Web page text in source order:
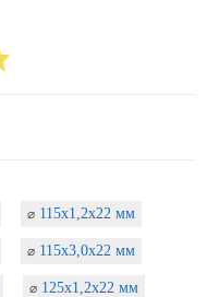
⌀ 115х1,2х22 мм
⌀ 115х3,0х22 мм
⌀ 125х1,2х22 мм